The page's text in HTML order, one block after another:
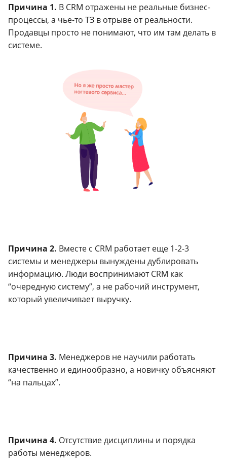
Причина 1. В CRM отражены не реальные бизнес-
процессы, а чье-то ТЗ в отрыве от реальности.
Продавцы просто не понимают, что им там делать в
системе.
Причина 2. Вместе с CRM работает еще 1-2-3
системы и менеджеры вынуждены дублировать
информацию. Люди воспринимают CRM как
“очередную систему”, а не рабочий инструмент,
который увеличивает выручку.
Причина 3. Менеджеров не научили работать
качественно и единообразно, а новичку объясняют
“на пальцах”.
Причина 4. Отсутствие дисциплины и порядка
работы менеджеров.